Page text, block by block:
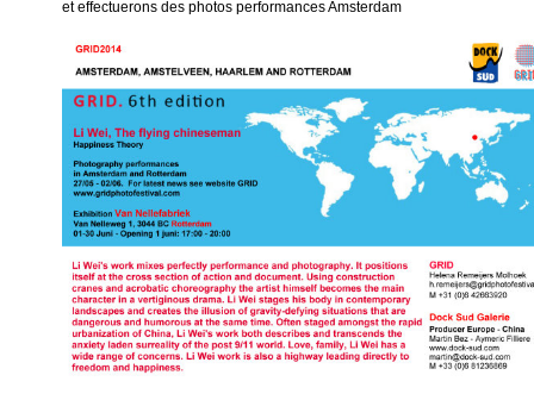
et effectuerons des photos performances Amsterdam